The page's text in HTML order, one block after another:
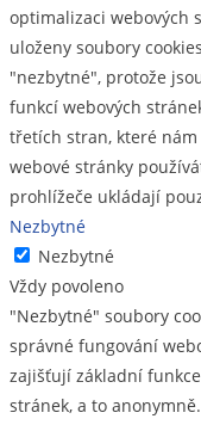
optimalizaci webových
uloženy soubory
"nezbytné", protože
funkcí webových
třetích stran, které
webové stránky
prohlížeče ukládají
Nezbytné
Nezbytné
Vždy povoleno
"Nezbytné" soubory
správné fungování
zajišťují základní
stránek, a to anonymně.